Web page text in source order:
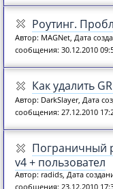
Роутинг.
Автор: MAGNet, Дата
сообщения: 30.12.2010
Как удалить
Автор: DarkSlayer, Дата
сообщения: 27.12.2010
Пограничный
v4 + пользовател
Автор: radids, Дата
сообщения: 23.12.2010